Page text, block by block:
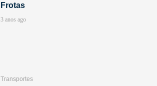
Frotas
3 anos ago
Transportes